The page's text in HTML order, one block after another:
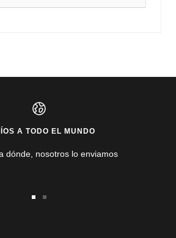
A TODO EL MUNDO
dónde, nosotros lo enviamos